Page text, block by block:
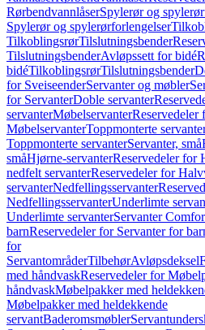
RørbendvannlåserSpylerør og
Spylerør og spylerørforlengelser
TilkoblingsrørTilslutningsbender
TilslutningsbenderAvløpssett for bidé
bidéTilkoblingsrørTilslutningsbender
for SveiseenderServanter og møbler
for ServanterDoble servanter
servanterMøbelservanterReservedeler
MøbelservanterToppmonterte
Toppmonterte servanterServanter, små
småHjørne-servanterReservedeler for
nedfelt servanterReservedeler for
servanterNedfellingsservanter
NedfellingsservanterUnderlimte
Underlimte servanterServanter
barnReservedeler for Servanter for
for
ServantområderTilbehørAvløpsdeksel
med håndvaskReservedeler for
håndvaskMøbelpakker med
Møbelpakker med heldekkende
servantBaderomsmøbler